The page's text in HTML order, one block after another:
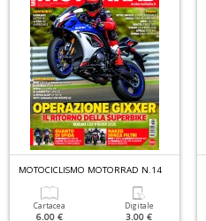
MOTOCICLISMO MOTORRAD N.14
Cartacea
6.00 €
Digitale
3.00 €